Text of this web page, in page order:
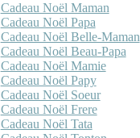
Cadeau Noël Maman
Cadeau Noël Papa
Cadeau Noël Belle-Maman
Cadeau Noël Beau-Papa
Cadeau Noël Mamie
Cadeau Noël Papy
Cadeau Noël Soeur
Cadeau Noël Frere
Cadeau Noël Tata